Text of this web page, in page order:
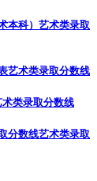
本科） 艺术类录取
艺术类录取分数线
术类录取分数线
分数线艺术类录取